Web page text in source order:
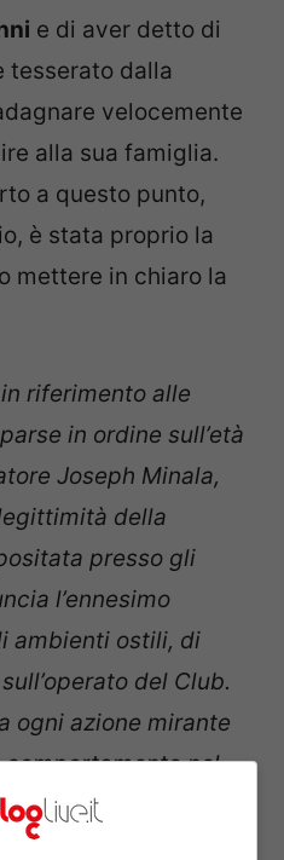
e di aver detto di
tesserato dalla
velocemente
alla sua famiglia.
a questo punto,
è stata proprio la
mettere in chiaro la
in riferimento alle
in ordine sull’età
Joseph Minala,
della
presso gli
l’ennesimo
ambienti ostili, di
del Club.
ogni azione mirante
nel
calciatori, e si
dei